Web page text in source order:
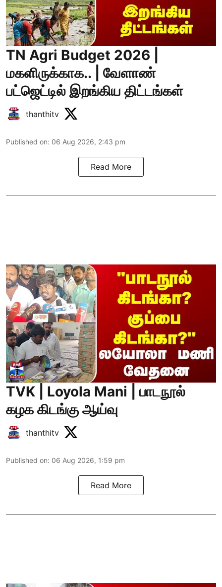
TN Agri Budget 2026 |
மகளிருக்காக.. | வேளாண்
பட்ஜெட்டில் இறங்கிய திட்டங்கள்
thanthitv
Published on: 06 Aug 2026, 2:43 pm
Read More
TVK | Loyola Mani | பாடநூல்
கழக கிடங்கு ஆய்வு
thanthitv
Published on: 06 Aug 2026, 1:59 pm
Read More